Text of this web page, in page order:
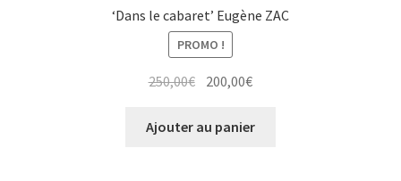
‘Dans le cabaret’ Eugène ZAC
PROMO !
250,00€ Le
initial
200,00€Le
actuel
Ajouter au panier